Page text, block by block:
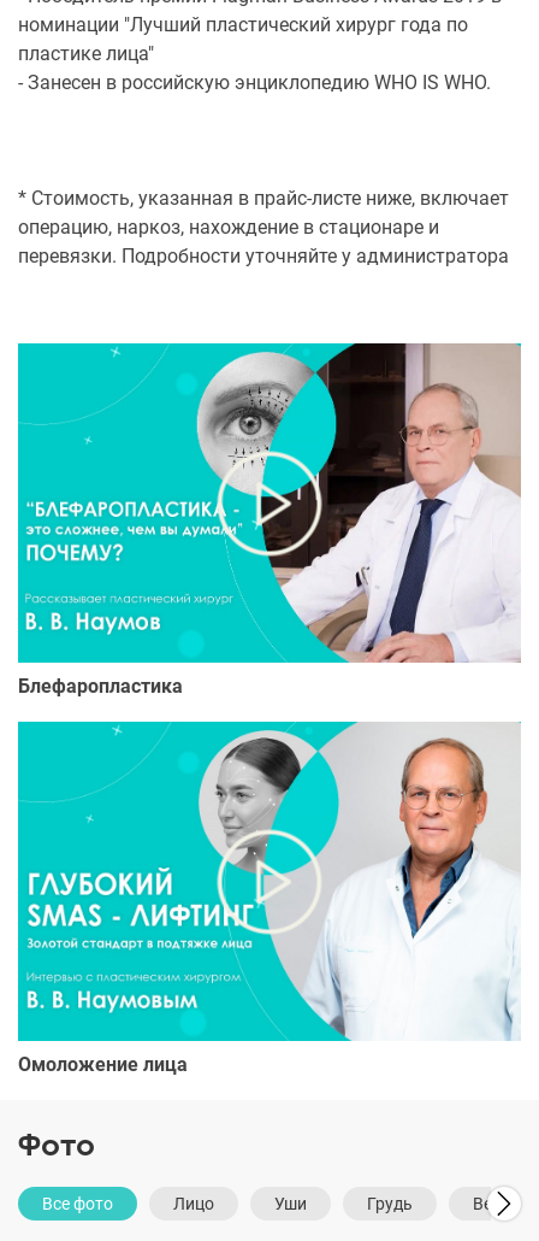
номинации "Лучший пластический хирург года по
пластике лица"
- Занесен в российскую энциклопедию WHO IS WHO.
* Стоимость, указанная в прайс-листе ниже, включает
операцию, наркоз, нахождение в стационаре и
перевязки. Подробности уточняйте у администратора
Блефаропластика
Омоложение лица
Фото
Все фото Лицо Уши Грудь Веки